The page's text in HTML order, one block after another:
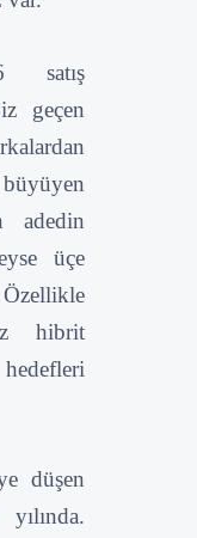
satış
geçen
adedin
üçe
hibrit
düşen